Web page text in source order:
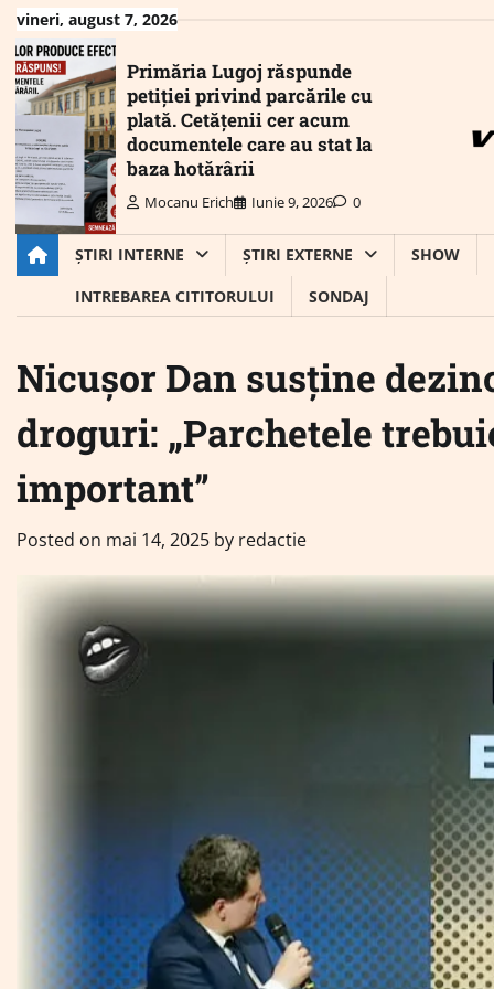
Skip
content
vineri, august 7, 2026
Primăria Lugoj răspunde
petiției privind parcările cu
plată. Cetățenii cer acum
documentele care au stat la
baza hotărârii
Mocanu Erich Iunie 9, 2026 0
ȘTIRI INTERNE ȘTIRI EXTERNE
SHOW
INTREBAREA CITITORULUI
SONDAJ
Nicușor Dan susține
droguri: „Parchetele
important”
Posted on mai 14, 2025 by redactie